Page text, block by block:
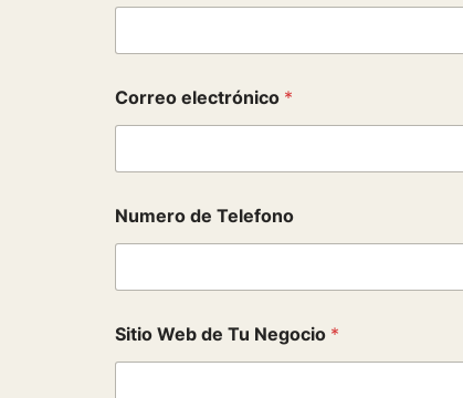
Correo electrónico *
Numero de Telefono
r
i
Sitio Web de Tu Negocio *